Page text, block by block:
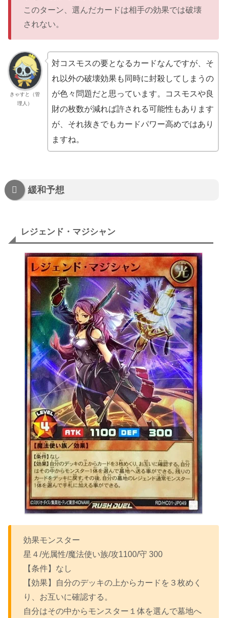
このターン、選んだカードは相手の効果では破壊
されない。
きゃすと（管
理人）
対コスモスの要となるカードなんですが、そ
れ以外の破壊効果も同時に封殺してしまうの
が色々問題だと思っています。コスモスや良
財の枚数が減れば許される可能性もあります
が、それ抜きでもカードパワー高めではあり
ますね。
緩和予想
レジェンド・マジシャン
効果モンスター
星４/光属性/魔法使い族/攻1100/守 300
【条件】なし
【効果】自分のデッキの上からカードを３枚めく
り、お互いに確認する。
自分はその中からモンスター１体を選んで墓地へ